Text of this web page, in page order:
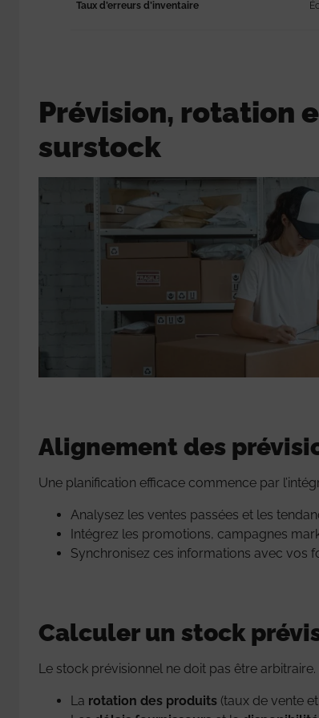
Taux d’erreurs d’inventaire
Prévision, rotation
surstock
Alignement des
Une planification efficace commence par
Analysez les ventes passées et les
Intégrez les promotions, campagnes
Synchronisez ces informations avec vos
Calculer un stock
Le stock prévisionnel ne doit pas être arbitraire.
La rotation des produits (taux de vente